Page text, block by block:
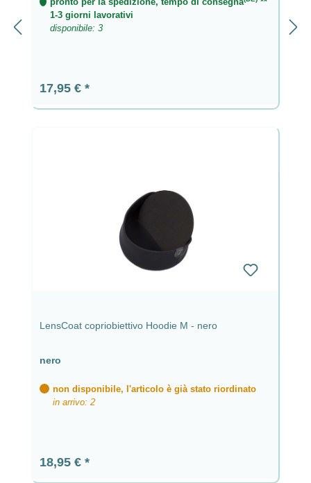
1-3 giorni lavorativi
disponibile: 3
Prezzo normale:
17,95 €
LensCoat copriobiettivo Hoodie M - nero
nero
non disponibile, l'articolo è già stato riordinato
in arrivo: 2
Prezzo normale:
18,95 €